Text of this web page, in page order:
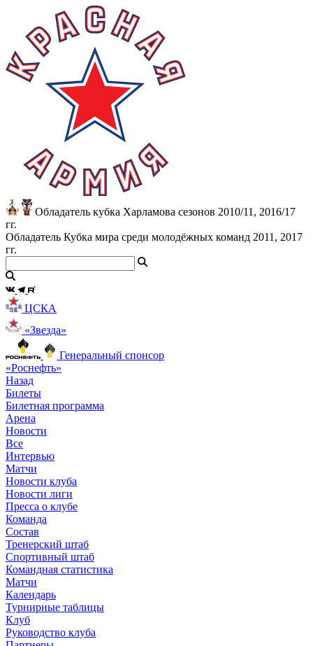
Обладатель кубка Харламова сезонов 2010/11, 2016/17
гг.
Обладатель Кубка мира среди молодёжных команд 2011, 2017
гг.
ЦСКА
«Звезда»
Генеральный спонсор
«Роснефть»
Назад
Билеты
Билетная программа
Арена
Новости
Все
Интервью
Матчи
Новости клуба
Новости лиги
Пресса о клубе
Команда
Состав
Тренерский штаб
Спортивный штаб
Командная статистика
Матчи
Календарь
Турнирные таблицы
Клуб
Руководство клуба